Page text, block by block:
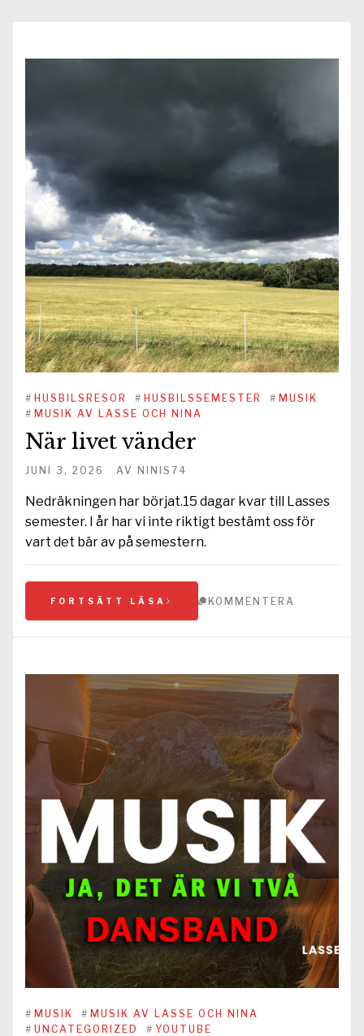
# HUSBILSRESOR # HUSBILSSEMESTER # MUSIK
# MUSIK AV LASSE OCH NINA
När livet vänder
JUNI 3, 2026 AV NINIS74
Nedräkningen har börjat.15 dagar kvar till Lasses
semester. I år har vi inte riktigt bestämt oss för
vart det bär av på semestern.
FORTSÄTT LÄSA KOMMENTERA
# MUSIK # MUSIK AV LASSE OCH NINA
# UNCATEGORIZED # YOUTUBE